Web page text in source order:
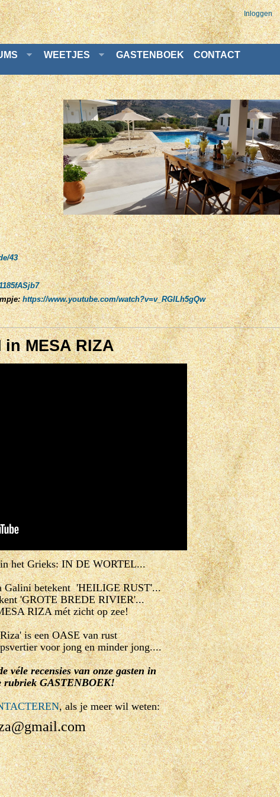
Inloggen
WEETJES GASTENBOEK CONTACT
43
https://www.youtube.com/watch?v=v_RGILh5gQw
in MESA RIZA
het Grieks: IN DE WORTEL...
Galini betekent 'HEILIGE RUST'...
'GROTE BREDE RIVIER'...
RIZA mét zicht op zee!
is een OASE van rust
voor jong en minder jong....
véle recensies van onze gasten in
rubriek GASTENBOEK!
, als je meer wil weten: